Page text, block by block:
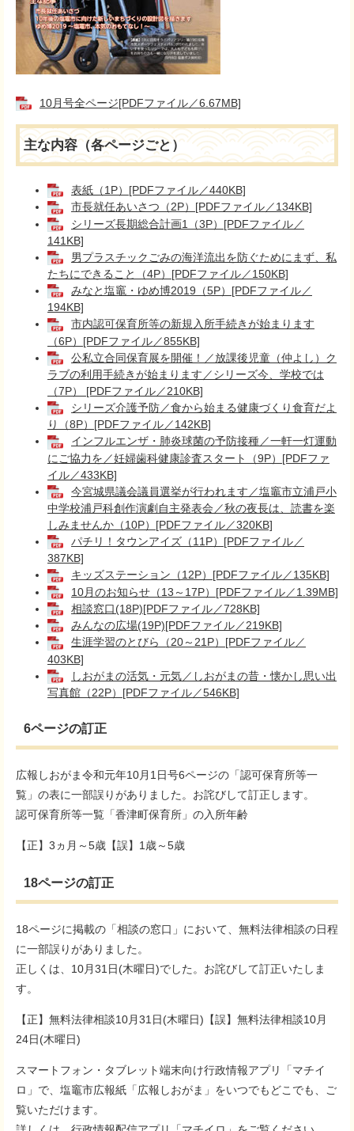
10月号全ページ[PDFファイル／6.67MB]
主な内容（各ページごと）
表紙（1P）[PDFファイル／440KB]
市長就任あいさつ（2P）[PDFファイル／134KB]
シリーズ長期総合計画1（3P）[PDFファイル／
141KB]
男プラスチックごみの海洋流出を防ぐためにまず、私
たちにできること（4P）[PDFファイル／150KB]
みなと塩竈・ゆめ博2019（5P）[PDFファイル／
194KB]
市内認可保育所等の新規入所手続きが始まります
（6P）[PDFファイル／855KB]
公私立合同保育展を開催！／放課後児童（仲よし）ク
ラブの利用手続きが始まります／シリーズ今、学校では
（7P） [PDFファイル／210KB]
シリーズ介護予防／食から始まる健康づくり食育だよ
り（8P）[PDFファイル／142KB]
インフルエンザ・肺炎球菌の予防接種／一軒一灯運動
にご協力を／妊婦歯科健康診査スタート（9P）[PDFファ
イル／433KB]
今宮城県議会議員選挙が行われます／塩竈市立浦戸小
中学校浦戸科創作演劇自主発表会／秋の夜長は、読書を楽
しみませんか（10P）[PDFファイル／320KB]
パチリ！タウンアイズ（11P）[PDFファイル／
387KB]
キッズステーション（12P）[PDFファイル／135KB]
10月のお知らせ（13～17P）[PDFファイル／1.39MB]
相談窓口(18P)[PDFファイル／728KB]
みんなの広場(19P)[PDFファイル／219KB]
生涯学習のとびら（20～21P）[PDFファイル／
403KB]
しおがまの活気・元気／しおがまの昔・懐かし思い出
写真館（22P）[PDFファイル／546KB]
6ページの訂正
広報しおがま令和元年10月1日号6ページの「認可保育所等一
覧」の表に一部誤りがありました。お詫びして訂正します。
認可保育所等一覧「香津町保育所」の入所年齢
【正】3ヵ月～5歳【誤】1歳～5歳
18ページの訂正
18ページに掲載の「相談の窓口」において、無料法律相談の日程
に一部誤りがありました。
正しくは、10月31日(木曜日)でした。お詫びして訂正いたしま
す。
【正】無料法律相談10月31日(木曜日)【誤】無料法律相談10月
24日(木曜日)
スマートフォン・タブレット端末向け行政情報アプリ「マチイ
ロ」で、塩竈市広報紙「広報しおがま」をいつでもどこでも、ご
覧いただけます。